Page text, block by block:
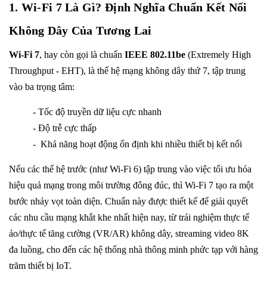
1. Wi-Fi 7 Là Gì? Định Nghĩa Chuẩn Kết Nối
Không Dây Của Tương Lai
Wi-Fi 7, hay còn gọi là chuẩn IEEE 802.11be (Extremely High
Throughput - EHT), là thế hệ mạng không dây thứ 7, tập trung
vào ba trọng tâm:
- Tốc độ truyền dữ liệu cực nhanh
- Độ trễ cực thấp
- Khả năng hoạt động ổn định khi nhiều thiết bị kết nối
Nếu các thế hệ trước (như Wi-Fi 6) tập trung vào việc tối ưu hóa
hiệu quả mạng trong môi trường đông đúc, thì Wi-Fi 7 tạo ra một
bước nhảy vọt toàn diện. Chuẩn này được thiết kế để giải quyết
các nhu cầu mạng khắt khe nhất hiện nay, từ trải nghiệm thực tế
ảo/thực tế tăng cường (VR/AR) không dây, streaming video 8K
đa luồng, cho đến các hệ thống nhà thông minh phức tạp với hàng
trăm thiết bị IoT.